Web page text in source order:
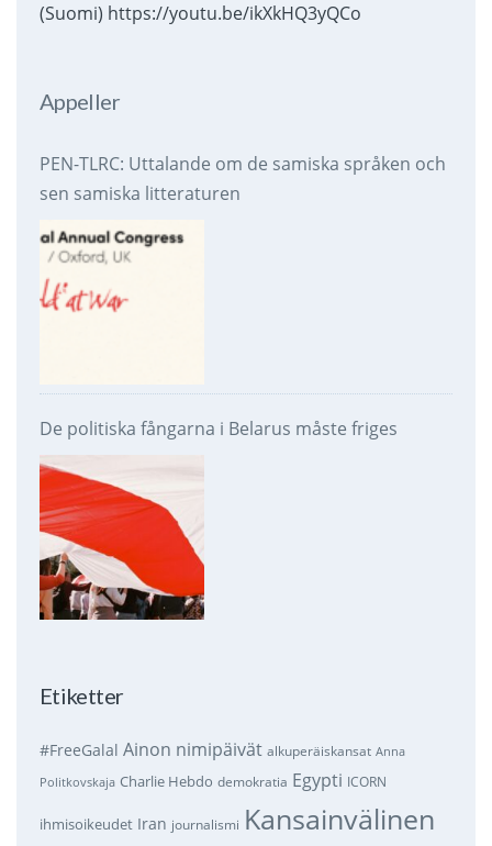
(Suomi) https://youtu.be/ikXkHQ3yQCo
Appeller
PEN-TLRC: Uttalande om de samiska språken och
sen samiska litteraturen
De politiska fångarna i Belarus måste friges
Etiketter
#FreeGalal Ainon nimipäivät alkuperäiskansat Anna
Politkovskaja Charlie Hebdo demokratia Egypti ICORN
ihmisoikeudet Iran journalismi Kansainvälinen